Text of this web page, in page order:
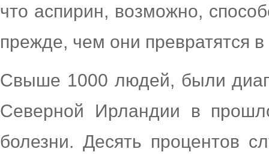
что аспирин, возможно,
прежде, чем они превратятся
Свыше 1000 людей, были
Северной Ирландии в
болезни. Десять процентов